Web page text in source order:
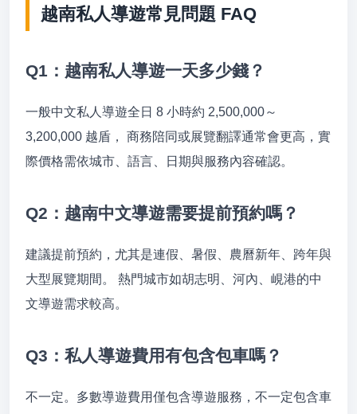
越南私人導遊常見問題 FAQ
Q1：越南私人導遊一天多少錢？
一般中文私人導遊全日 8 小時約 2,500,000～
3,200,000 越盾， 商務陪同或展覽翻譯通常會更高，實
際價格需依城市、語言、日期與服務內容確認。
Q2：越南中文導遊需要提前預約嗎？
建議提前預約，尤其是連假、暑假、農曆新年、跨年與
大型展覽期間。 熱門城市如胡志明、河內、峴港的中
文導遊需求較高。
Q3：私人導遊費用有包含包車嗎？
不一定。多數導遊費用僅包含導遊服務，不一定包含車